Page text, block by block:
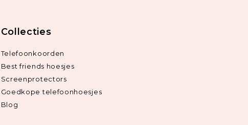
Collecties
Telefoonkoorden
Best friends hoesjes
Screenprotectors
Goedkope telefoonhoesjes
Blog